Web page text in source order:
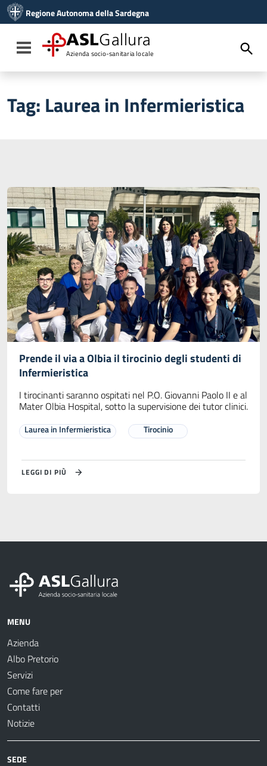
Vai al menu di navigazione
Vai al footer
Regione Autonoma della Sardegna
Toggle navigation
ASLGallura
Azienda socio-sanitaria locale
Tag: Laurea in Infermieristica
Prende il via a Olbia il tirocinio degli studenti di
Infermieristica
I tirocinanti saranno ospitati nel P.O. Giovanni Paolo II e al
Mater Olbia Hospital, sotto la supervisione dei tutor clinici.
Laurea in Infermieristica Tirocinio
LEGGI DI PIÙ
MENU
Azienda
Albo Pretorio
Servizi
Come fare per
Contatti
Notizie
SEDE